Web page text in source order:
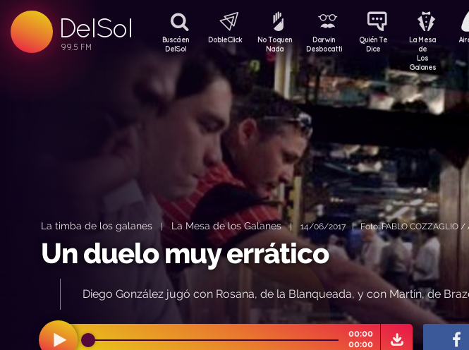
DelSol
99.5 FM
Buscá en
DelSol
DobleClick
No Toquen
Nada
Darwin
Desbocatti
Quién Te
Dice
La Mesa
de
Los
Galanes
La timba de los galanes| La Mesa de los Galanes | 14/06/2017 | Foto: PABLO COZZAGLIO /
Un duelo muy errático
Diego González jugó con Rosana, de la Blanqueada, y con Martín, de
00:00
00:00